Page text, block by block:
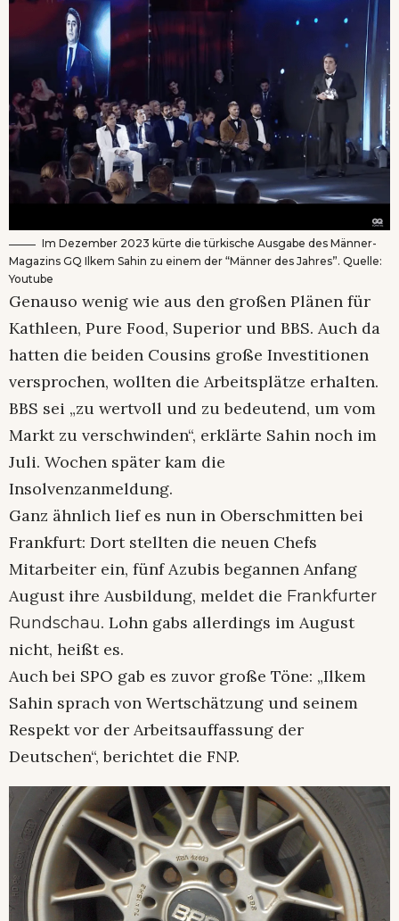
Im Dezember 2023 kürte die türkische Ausgabe des Männer-
Magazins GQ Ilkem Sahin zu einem der “Männer des Jahres”. Quelle:
Youtube
Genauso wenig wie aus den großen Plänen für
Kathleen, Pure Food, Superior und BBS. Auch da
hatten die beiden Cousins große Investitionen
versprochen, wollten die Arbeitsplätze erhalten.
BBS sei „zu wertvoll und zu bedeutend, um vom
Markt zu verschwinden“, erklärte Sahin noch im
Juli. Wochen später kam die
Insolvenzanmeldung.
Ganz ähnlich lief es nun in Oberschmitten bei
Frankfurt: Dort stellten die neuen Chefs
Mitarbeiter ein, fünf Azubis begannen Anfang
August ihre Ausbildung, meldet die Frankfurter
Rundschau. Lohn gabs allerdings im August
nicht, heißt es.
Auch bei SPO gab es zuvor große Töne: „Ilkem
Sahin sprach von Wertschätzung und seinem
Respekt vor der Arbeitsauffassung der
Deutschen“, berichtet die FNP.